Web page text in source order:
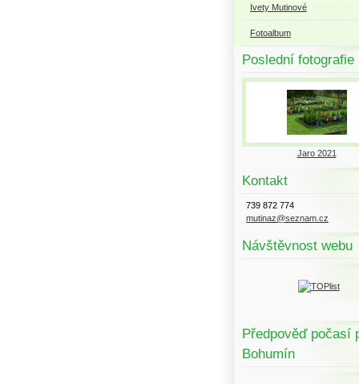
Ivety Mutinové
Fotoalbum
Poslední fotografie
Jaro 2021
Kontakt
739 872 774
mutinaz@seznam.cz
Návštěvnost webu
Předpověď počasí
Bohumín